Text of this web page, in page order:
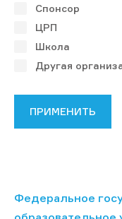
Спонсор
ЦРП
Школа
Другая
Федеральное